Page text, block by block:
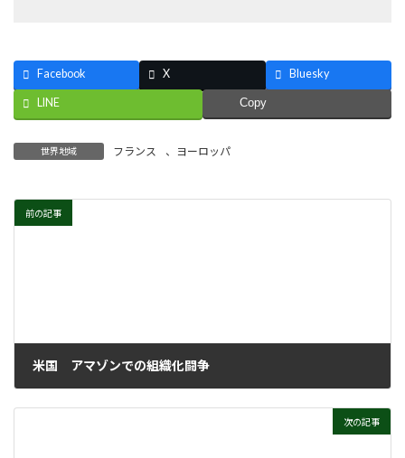
Facebook X Bluesky
LINE Copy
世界地域 フランス 、 ヨーロッパ
前の記事
米国 アマゾンでの組織化闘争
次の記事